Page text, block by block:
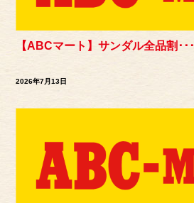
【ABCマート】サンダル全品割･･･
2026年7月13日